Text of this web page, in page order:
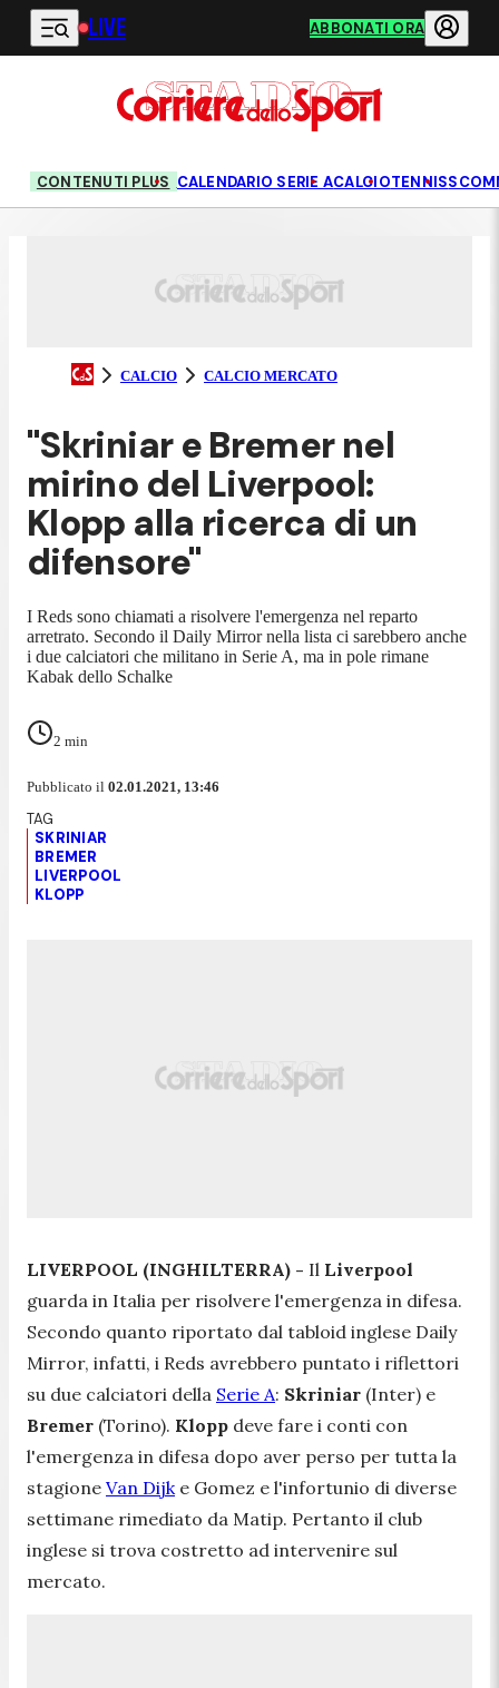
Vai al contenuto principale
LIVE ABBONATI ORA
CONTENUTI PLUS CALENDARIO SERIE ACALCIOTENNIS
CALCIO CALCIO MERCATO
"Skriniar e Bremer nel
mirino del Liverpool:
Klopp alla ricerca di un
difensore"
I Reds sono chiamati a risolvere l'emergenza nel reparto
arretrato. Secondo il Daily Mirror nella lista ci sarebbero anche
i due calciatori che militano in Serie A, ma in pole rimane
Kabak dello Schalke
2 min
Pubblicato il 02.01.2021, 13:46
SKRINIAR
BREMER
LIVERPOOL
KLOPP
LIVERPOOL (INGHILTERRA) - Il Liverpool
guarda in Italia per risolvere l'emergenza in difesa.
Secondo quanto riportato dal tabloid inglese Daily
Mirror, infatti, i Reds avrebbero puntato i riflettori
su due calciatori della Serie A: Skriniar (Inter) e
Bremer (Torino). Klopp deve fare i conti con
l'emergenza in difesa dopo aver perso per tutta la
stagione Van Dijk e Gomez e l'infortunio di diverse
settimane rimediato da Matip. Pertanto il club
inglese si trova costretto ad intervenire sul
mercato.